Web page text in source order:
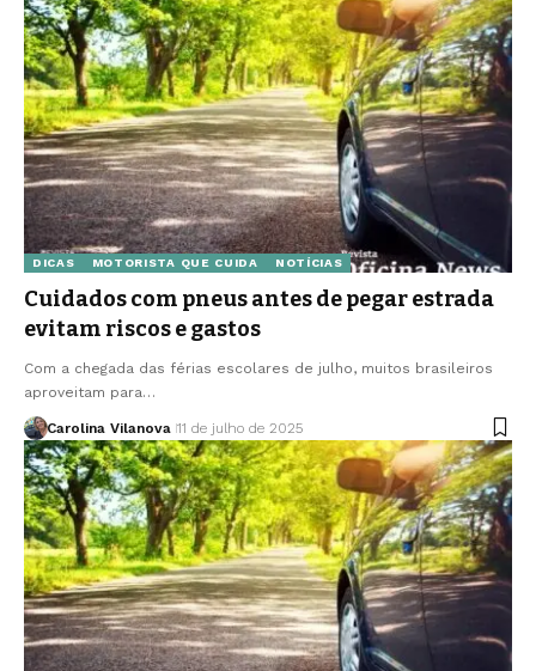
DICAS MOTORISTA QUE CUIDA NOTÍCIAS
Cuidados com pneus antes de pegar estrada
evitam riscos e gastos
Com a chegada das férias escolares de julho, muitos brasileiros
aproveitam para…
Carolina Vilanova 11 de julho de 2025